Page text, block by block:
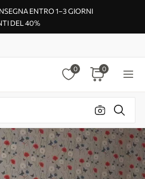
ENTRO 1–3 GIORNI
DEL 40%
0 0